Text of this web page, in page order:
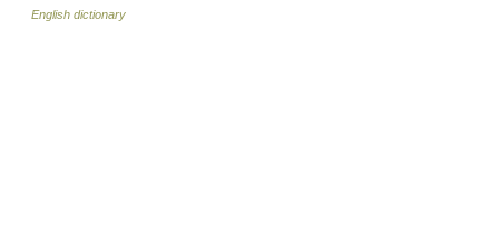
English dictionary